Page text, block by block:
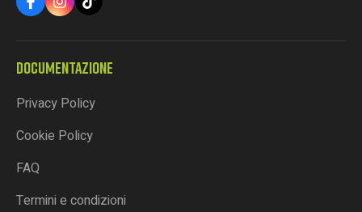
DOCUMENTAZIONE
Privacy Policy
Cookie Policy
FAQ
Termini e condizioni